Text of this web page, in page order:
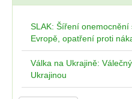
SLAK: Šíření onemocnění
Evropě, opatření proti
Válka na Ukrajině:
Ukrajinou